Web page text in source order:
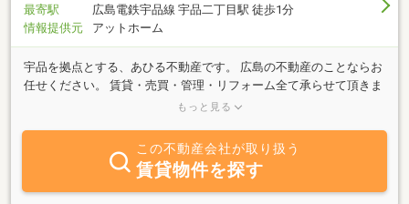
最寄駅
広島電鉄宇品線 宇品二丁目駅 徒歩1分
情報提供元
アットホーム
宇品を拠点とする、あひる不動産です。 広島の不動産のことならお
任せください。 賃貸・売買・管理・リフォーム全て承らせて頂きま
す。 アットホームな会社で親しみやすいスタッフがお待ちしており
った最適な物件をお探し致します。
もっと見る
この不動産会社が取り扱う
賃貸物件を探す